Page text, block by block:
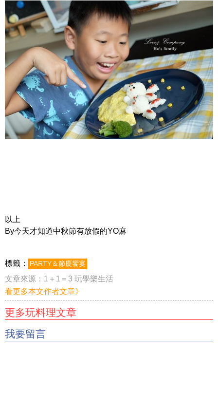
以上
By今天才知道中秋節有放假的YO麻
標籤： PARTY＆節慶饗宴
文章來源： 1＋1＝3 玩學樂生活
看更多本文作者文章》
更多玩料理文章
我要留言